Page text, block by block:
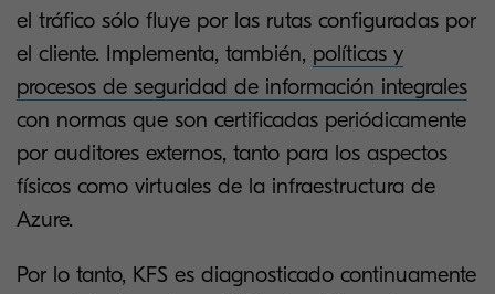
el tráfico sólo fluye por las rutas configuradas por
el cliente. Implementa, también, políticas y
procesos de seguridad de información integrales
con normas que son certificadas periódicamente
por auditores externos, tanto para los aspectos
físicos como virtuales de la infraestructura de
Azure.
Por lo tanto, KFS es diagnosticado continuamente